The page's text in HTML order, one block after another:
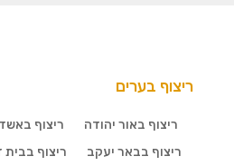
ריצוף בערים
ריצוף באור יהודה ריצוף
ריצוף בבאר יעקב
ריצוף בבית